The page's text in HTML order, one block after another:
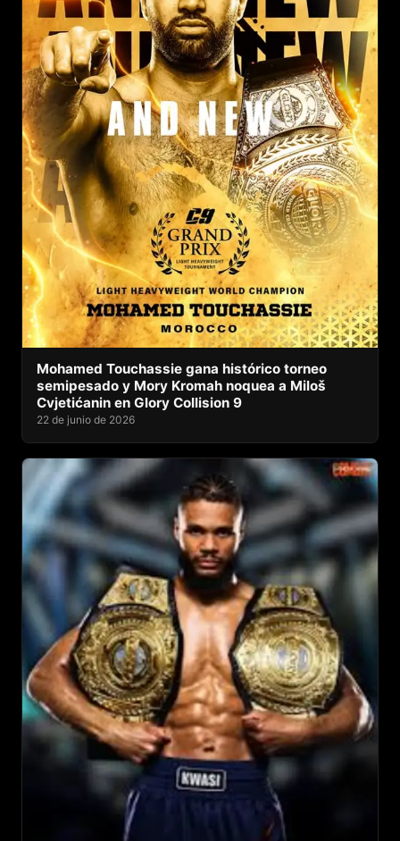
Mohamed Touchassie gana histórico torneo
semipesado y Mory Kromah noquea a Miloš
Cvjetićanin en Glory Collision 9
22 de junio de 2026